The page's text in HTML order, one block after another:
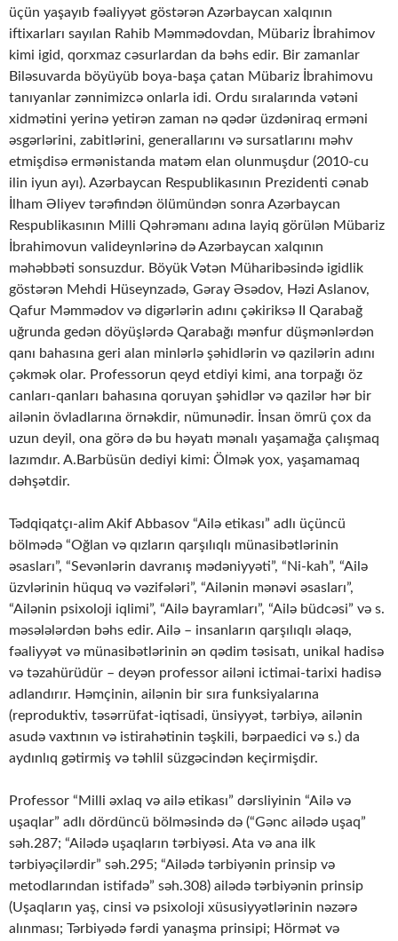
üçün yaşayıb fəaliyyət göstərən Azərbaycan xalqının
iftixarları sayılan Rahib Məmmədovdan, Mübariz İbrahimov
kimi igid, qorxmaz cəsurlardan da bəhs edir. Bir zamanlar
Biləsuvarda böyüyüb boya-başa çatan Mübariz İbrahimovu
tanıyanlar zənnimizcə onlarla idi. Ordu sıralarında vətəni
xidmətini yerinə yetirən zaman nə qədər üzdəniraq erməni
əsgərlərini, zabitlərini, generallarını və sursatlarını məhv
etmişdisə ermənistanda matəm elan olunmuşdur (2010-cu
ilin iyun ayı). Azərbaycan Respublikasının Prezidenti cənab
İlham Əliyev tərəfindən ölümündən sonra Azərbaycan
Respublikasının Milli Qəhrəmanı adına layiq görülən Mübariz
İbrahimovun valideynlərinə də Azərbaycan xalqının
məhəbbəti sonsuzdur. Böyük Vətən Müharibəsində igidlik
göstərən Mehdi Hüseynzadə, Gəray Əsədov, Həzi Aslanov,
Qafur Məmmədov və digərlərin adını çəkiriksə II Qarabağ
uğrunda gedən döyüşlərdə Qarabağı mənfur düşmənlərdən
qanı bahasına geri alan minlərlə şəhidlərin və qazilərin adını
çəkmək olar. Professorun qeyd etdiyi kimi, ana torpağı öz
canları-qanları bahasına qoruyan şəhidlər və qazilər hər bir
ailənin övladlarına örnəkdir, nümunədir. İnsan ömrü çox da
uzun deyil, ona görə də bu həyatı mənalı yaşamağa çalışmaq
lazımdır. A.Barbüsün dediyi kimi: Ölmək yox, yaşamamaq
dəhşətdir.
Tədqiqatçı-alim Akif Abbasov “Ailə etikası” adlı üçüncü
bölmədə “Oğlan və qızların qarşılıqlı münasibətlərinin
əsasları”, “Sevənlərin davranış mədəniyyəti”, “Ni-kah”, “Ailə
üzvlərinin hüquq və vəzifələri”, “Ailənin mənəvi əsasları”,
“Ailənin psixoloji iqlimi”, “Ailə bayramları”, “Ailə büdcəsi” və s.
məsələlərdən bəhs edir. Ailə – insanların qarşılıqlı əlaqə,
fəaliyyət və münasibətlərinin ən qədim təsisatı, unikal hadisə
və təzahürüdür – deyən professor ailəni ictimai-tarixi hadisə
adlandırır. Həmçinin, ailənin bir sıra funksiyalarına
(reproduktiv, təsərrüfat-iqtisadi, ünsiyyət, tərbiyə, ailənin
asudə vaxtının və istirahətinin təşkili, bərpaedici və s.) da
aydınlıq gətirmiş və təhlil süzgəcin­dən keçirmişdir.
Professor “Milli əxlaq və ailə etikası” dərsliyinin “Ailə və
uşaqlar” adlı dördüncü bölməsində də (“Gənc ailədə uşaq”
səh.287; “Ailədə uşaqların tərbiyəsi. Ata və ana ilk
tərbiyəçilərdir” səh.295; “Ailədə tərbiyənin prinsip və
metodlarından istifadə” səh.308) ailədə tərbiyənin prinsip
(Uşaqların yaş, cinsi və psixoloji xüsusiyyətlərinin nəzərə
alınması; Tərbiyədə fərdi yanaşma prinsipi; Hörmət və